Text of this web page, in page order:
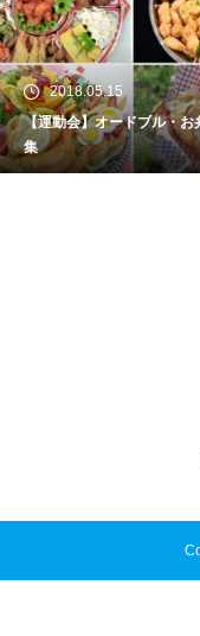
2018.05.15
【運動会】オードブル・お
集